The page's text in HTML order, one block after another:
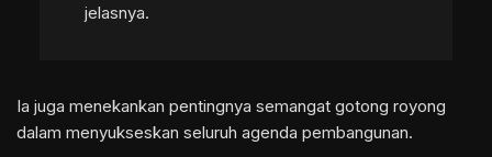
jelasnya.
Ia juga menekankan pentingnya semangat gotong royong
dalam menyukseskan seluruh agenda pembangunan.